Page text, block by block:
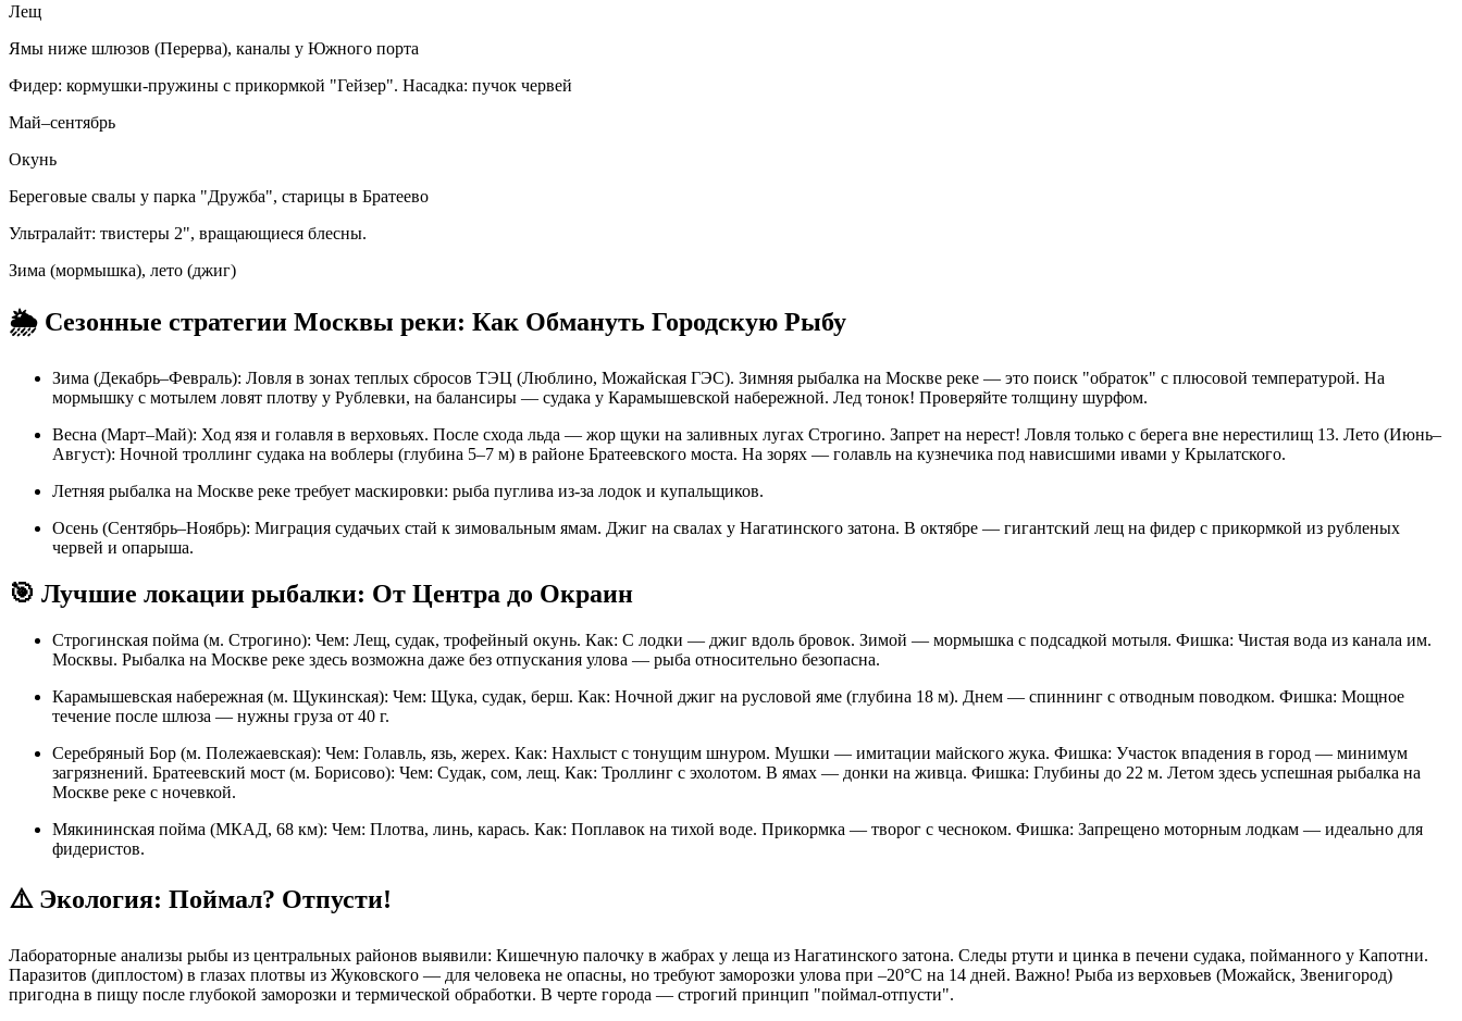
Лещ
Ямы ниже шлюзов (Перерва), каналы у Южного порта
Фидер: кормушки-пружины с прикормкой "Гейзер". Насадка: пучок червей
Май–сентябрь
Окунь
Береговые свалы у парка "Дружба", старицы в Братеево
Ультралайт: твистеры 2", вращающиеся блесны.
Зима (мормышка), лето (джиг)
🌦️ Сезонные стратегии Москвы реки: Как Обмануть Городскую Рыбу
Зима (Декабрь–Февраль): Ловля в зонах теплых сбросов ТЭЦ (Люблино, Можайская ГЭС). Зимняя рыбалка на Москве реке — это поиск "обраток" с плюсовой температурой. На
мормышку с мотылем ловят плотву у Рублевки, на балансиры — судака у Карамышевской набережной. Лед тонок! Проверяйте толщину шурфом.
Весна (Март–Май): Ход язя и голавля в верховьях. После схода льда — жор щуки на заливных лугах Строгино. Запрет на нерест! Ловля только с берега вне нерестилищ 13. Лето (Июнь–
Август): Ночной троллинг судака на воблеры (глубина 5–7 м) в районе Братеевского моста. На зорях — голавль на кузнечика под нависшими ивами у Крылатского.
Летняя рыбалка на Москве реке требует маскировки: рыба пуглива из-за лодок и купальщиков.
Осень (Сентябрь–Ноябрь): Миграция судачьих стай к зимовальным ямам. Джиг на свалах у Нагатинского затона. В октябре — гигантский лещ на фидер с прикормкой из рубленых
червей и опарыша.
🎯 Лучшие локации рыбалки: От Центра до Окраин
Строгинская пойма (м. Строгино): Чем: Лещ, судак, трофейный окунь. Как: С лодки — джиг вдоль бровок. Зимой — мормышка с подсадкой мотыля. Фишка: Чистая вода из канала им.
Москвы. Рыбалка на Москве реке здесь возможна даже без отпускания улова — рыба относительно безопасна.
Карамышевская набережная (м. Щукинская): Чем: Щука, судак, берш. Как: Ночной джиг на русловой яме (глубина 18 м). Днем — спиннинг с отводным поводком. Фишка: Мощное
течение после шлюза — нужны груза от 40 г.
Серебряный Бор (м. Полежаевская): Чем: Голавль, язь, жерех. Как: Нахлыст с тонущим шнуром. Мушки — имитации майского жука. Фишка: Участок впадения в город — минимум
загрязнений. Братеевский мост (м. Борисово): Чем: Судак, сом, лещ. Как: Троллинг с эхолотом. В ямах — донки на живца. Фишка: Глубины до 22 м. Летом здесь успешная рыбалка на
Москве реке с ночевкой.
Мякининская пойма (МКАД, 68 км): Чем: Плотва, линь, карась. Как: Поплавок на тихой воде. Прикормка — творог с чесноком. Фишка: Запрещено моторным лодкам — идеально для
фидеристов.
⚠️ Экология: Поймал? Отпусти!
Лабораторные анализы рыбы из центральных районов выявили: Кишечную палочку в жабрах у леща из Нагатинского затона. Следы ртути и цинка в печени судака, пойманного у Капотни.
Паразитов (диплостом) в глазах плотвы из Жуковского — для человека не опасны, но требуют заморозки улова при –20°C на 14 дней. Важно! Рыба из верховьев (Можайск, Звенигород)
пригодна в пищу после глубокой заморозки и термической обработки. В черте города — строгий принцип "поймал-отпусти".